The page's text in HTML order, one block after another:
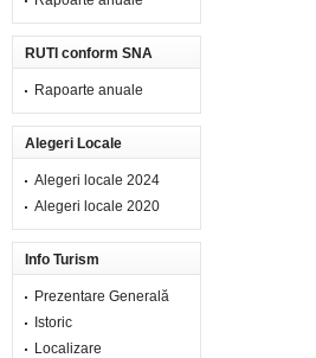
RUTI conform SNA
Rapoarte anuale
Alegeri Locale
Alegeri locale 2024
Alegeri locale 2020
Info Turism
Prezentare Generală
Istoric
Localizare